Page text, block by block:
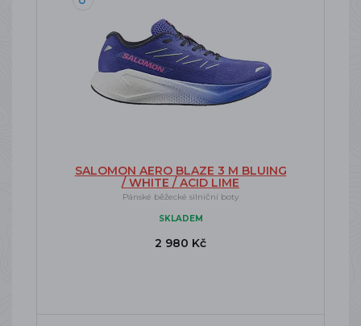
SALOMON AERO BLAZE 3 M BLUING
/ WHITE / ACID LIME
Pánské běžecké silniční boty
SKLADEM
2 980 Kč